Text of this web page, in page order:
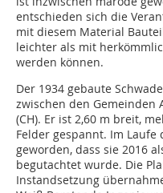
entschieden sich die
mit diesem Material
leichter als mit
werden können.
Der 1934 gebaute
zwischen den Gemeinden
(CH). Er ist 2,60 m breit,
Felder gespannt. Im
geworden, dass sie 2016
begutachtet wurde. Die
Instandsetzung